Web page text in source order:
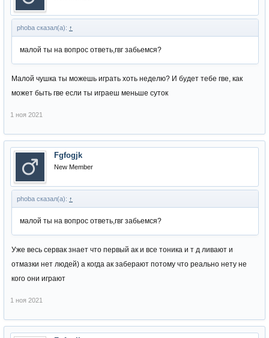
phoba сказал(а): ↑
малой ты на вопрос ответь,гвг забьемся?
Малой чушка ты можешь играть хоть неделю? И будет тебе гве, как
может быть гве если ты играеш меньше суток
1 ноя 2021
Fgfogjk
New Member
phoba сказал(а): ↑
малой ты на вопрос ответь,гвг забьемся?
Уже весь сервак знает что первый ак и все тоника и т д ливают и
отмазки нет людей) а когда ак заберают потому что реально нету не
кого они играют
1 ноя 2021